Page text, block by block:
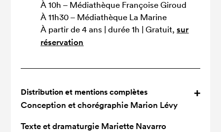
À 10h – Médiathèque Françoise Giroud
À 11h30 – Médiathèque La Marine
À partir de 4 ans | durée 1h | Gratuit,sur
réservation
Distribution et mentions complètes
Conception et chorégraphie Marion Lévy
Texte et dramaturgie Mariette Navarro